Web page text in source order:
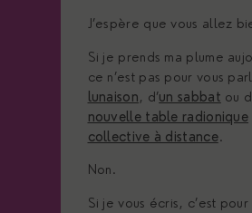
J’espère que vous allez
Si je prends ma plume
ce n’est pas pour vous
lunaison, d’un sabbat ou
nouvelle table radionique
collective à distance.
Non.
Si je vous écris, c’est pour